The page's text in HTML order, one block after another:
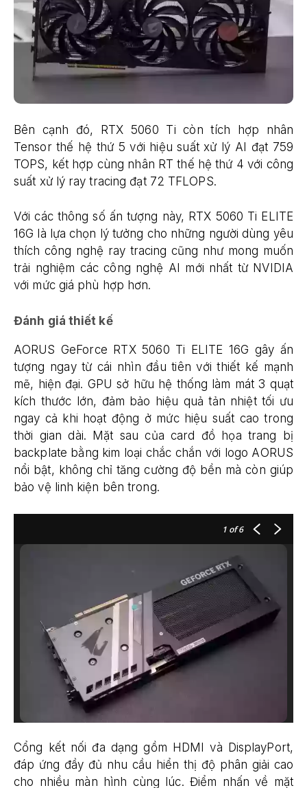
Bên cạnh đó, RTX 5060 Ti còn tích hợp nhân
Tensor thế hệ thứ 5 với hiệu suất xử lý AI đạt 759
TOPS, kết hợp cùng nhân RT thế hệ thứ 4 với công
suất xử lý ray tracing đạt 72 TFLOPS.
Với các thông số ấn tượng này, RTX 5060 Ti ELITE
16G là lựa chọn lý tưởng cho những người dùng yêu
thích công nghệ ray tracing cũng như mong muốn
trải nghiệm các công nghệ AI mới nhất từ NVIDIA
với mức giá phù hợp hơn.
Đánh giá thiết kế
AORUS GeForce RTX 5060 Ti ELITE 16G gây ấn
tượng ngay từ cái nhìn đầu tiên với thiết kế mạnh
mẽ, hiện đại. GPU sở hữu hệ thống làm mát 3 quạt
kích thước lớn, đảm bảo hiệu quả tản nhiệt tối ưu
ngay cả khi hoạt động ở mức hiệu suất cao trong
thời gian dài. Mặt sau của card đồ họa trang bị
backplate bằng kim loại chắc chắn với logo AORUS
nổi bật, không chỉ tăng cường độ bền mà còn giúp
bảo vệ linh kiện bên trong.
1 of 6
Cổng kết nối đa dạng gồm HDMI và DisplayPort,
đáp ứng đầy đủ nhu cầu hiển thị độ phân giải cao
cho nhiều màn hình cùng lúc. Điểm nhấn về mặt